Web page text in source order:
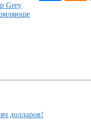
Grey
долларов!